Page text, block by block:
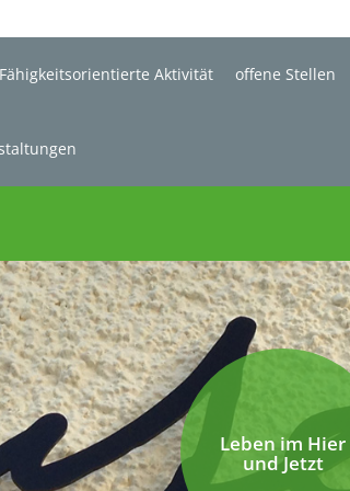
Fähigkeitsorientierte Aktivität offene Stellen
Leben im Hier
und Jetzt